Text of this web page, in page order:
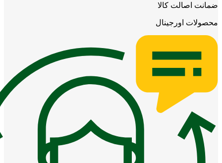
ضمانت اصالت کالا
محصولات اورجینال